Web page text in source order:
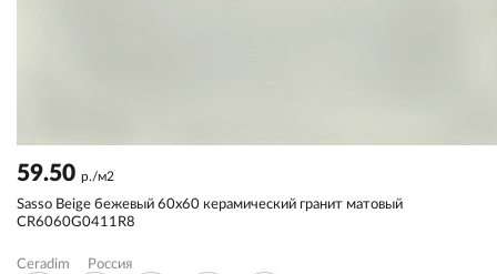
59.50 р./м2
Sassо Beige бежевый 60x60 керамический гранит матовый
CR6060G0411R8
Ceradim Россия